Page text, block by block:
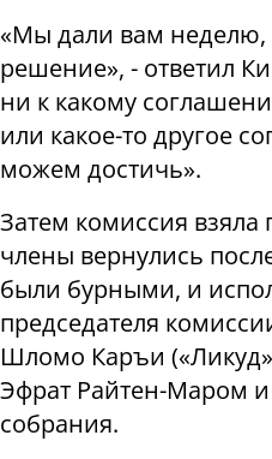
«Мы дали вам неделю,
решение», - ответил
ни к какому
или какое-то другое
можем достичь».
Затем комиссия взяла
члены вернулись
были бурными, и
председателя
Шломо Каръи
Эфрат Райтен-Маром
собрания.